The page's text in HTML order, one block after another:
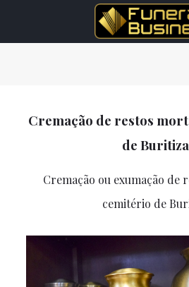
Cremação de restos
de
Cremação ou exumação de
cemitério de